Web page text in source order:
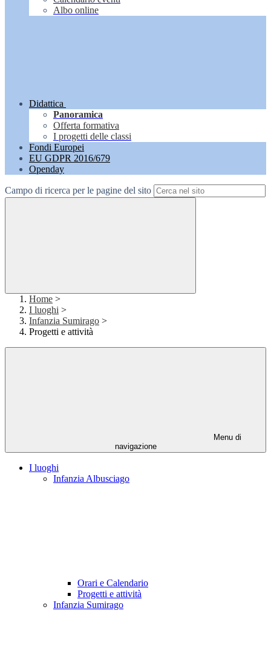
Albo online
Didattica
Panoramica
Offerta formativa
I progetti delle classi
Fondi Europei
EU GDPR 2016/679
Openday
Campo di ricerca per le pagine del sito
Home >
I luoghi >
Infanzia Sumirago >
Progetti e attività
Menu di
navigazione
I luoghi
Infanzia Albusciago
Orari e Calendario
Progetti e attività
Infanzia Sumirago